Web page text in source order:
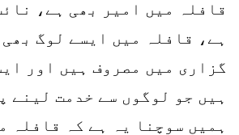
قافلہ میں امیر بھی ہے،
ہے، قافلہ میں ایسے لوگ
گزاری میں مصروف ہیں اور
ہیں جو لوگوں سے خدمت لینے
ہمیں سوچنا یہ ہے کہ قافلہ